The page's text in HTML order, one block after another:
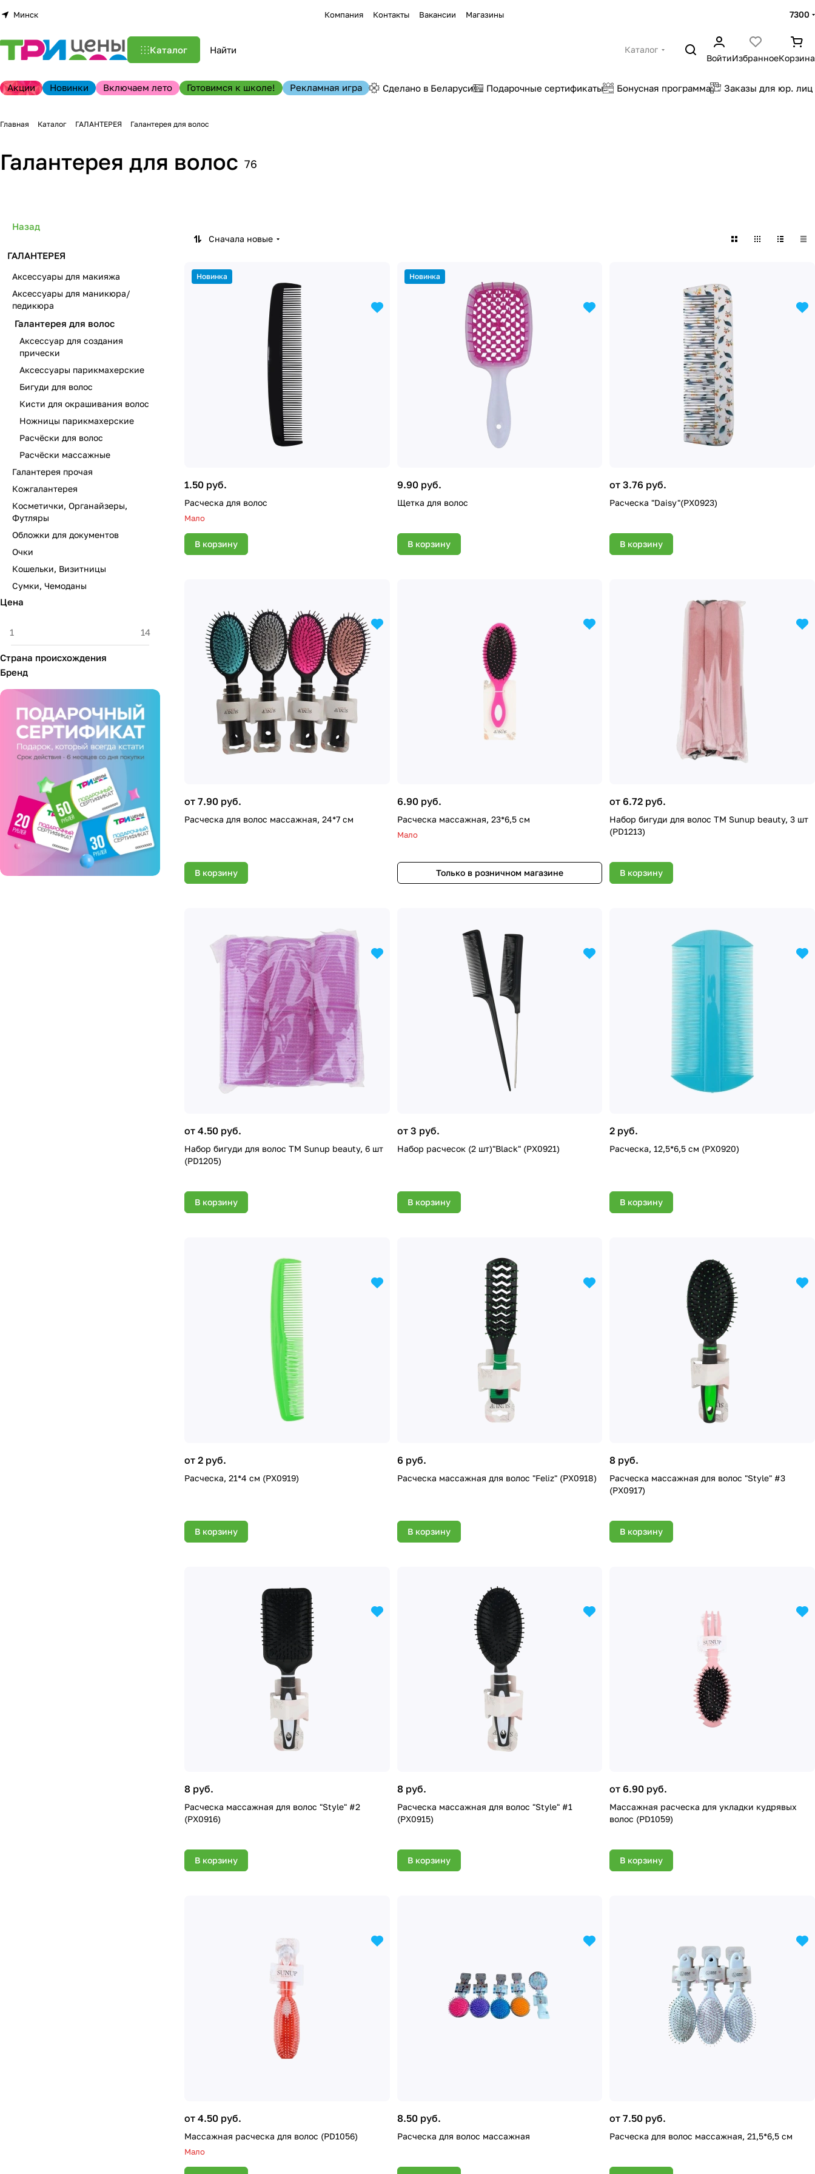
Минск Компания Контакты Вакансии Магазины 7300
Каталог
Каталог
ВойтиИзбранноеКорзина
Акции Новинки Включаем лето Готовимся к школе! Рекламная игра Сделано в Беларуси Подарочные сертификаты Бонусная программа Заказы для юр. лиц
Главная Каталог ГАЛАНТЕРЕЯ Галантерея для волос
Галантерея для волос 76
Сначала новые
Новинка
1.50 руб.
Расческа для волос
Мало
В корзину
Новинка
9.90 руб.
Щетка для волос
В корзину
от 3.76 руб.
Расческа "Daisy"(PX0923)
В корзину
от 7.90 руб.
Расческа для волос массажная, 24*7 см
В корзину
6.90 руб.
Расческа массажная, 23*6,5 см
Мало
Только в розничном магазине
от 6.72 руб.
Набор бигуди для волос ТМ Sunup beauty, 3 шт
(PD1213)
В корзину
от 4.50 руб.
Набор бигуди для волос ТМ Sunup beauty, 6 шт
(PD1205)
В корзину
от 3 руб.
Набор расчесок (2 шт)"Black" (PX0921)
В корзину
2 руб.
Расческа, 12,5*6,5 см (PX0920)
В корзину
от 2 руб.
Расческа, 21*4 см (PX0919)
В корзину
6 руб.
Расческа массажная для волос "Feliz" (PX0918)
В корзину
8 руб.
Расческа массажная для волос "Style" #3
(PX0917)
В корзину
8 руб.
Расческа массажная для волос "Style" #2
(PX0916)
В корзину
8 руб.
Расческа массажная для волос "Style" #1
(PX0915)
В корзину
от 6.90 руб.
Массажная расческа для укладки кудрявых
волос (PD1059)
В корзину
от 4.50 руб.
Массажная расческа для волос (PD1056)
Мало
8.50 руб.
Расческа для волос массажная
от 7.50 руб.
Расческа для волос массажная, 21,5*6,5 см
Назад
ГАЛАНТЕРЕЯ
Аксессуары для макияжа
Аксессуары для маникюра/
педикюра
Галантерея для волос
Аксессуар для создания
прически
Аксессуары парикмахерские
Бигуди для волос
Кисти для окрашивания волос
Ножницы парикмахерские
Расчёски для волос
Расчёски массажные
Галантерея прочая
Кожгалантерея
Косметички, Органайзеры,
Футляры
Обложки для документов
Очки
Кошельки, Визитницы
Сумки, Чемоданы
Цена
Страна происхождения
Бренд